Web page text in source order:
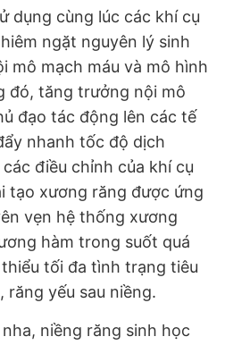
dụng cùng lúc các khí cụ
ngặt nguyên lý sinh
mô mạch máu và mô hình
đó, tăng trưởng nội mô
đạo tác động lên các tế
nhanh tốc độ dịch
điều chỉnh của khí cụ
tạo xương răng được ứng
vẹn hệ thống xương
hàm trong suốt quá
tối đa tình trạng tiêu
răng yếu sau niềng.
niềng răng sinh học